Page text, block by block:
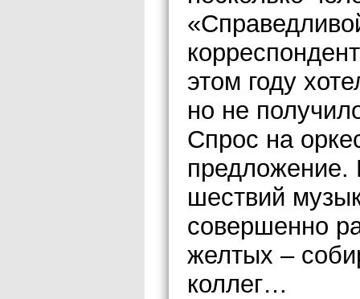
этом году
но не
Спрос на
предложение.
шествий
совершенно
желтых –
коллег…